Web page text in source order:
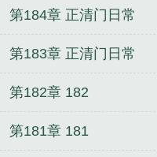
现任皇帝陆南洲，无
弱，身上还带着残疾
不惭说要治好他们。
医生都治不好，更别
以为意，就连陆南洲
工忙忙碌碌，晚上抱
强行标下顶级Alpha
小说 白日梦我小说
暖暖在厨房小说免费阅
第184章 正清门日常
第183章 正清门日常
第182章 182
第181章 181